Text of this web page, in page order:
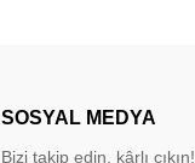
SOSYAL MEDYA
Bizi takip edin, kârlı çıkın!